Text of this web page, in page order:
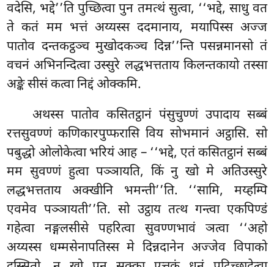
वदेसि, भद्दे’’ति पुच्छित्वा पुन तमत्थं सुत्वा, ‘‘भद्दे, साधु वत
ते कतं मम भत्तं अय्यस्स ददमानाय, मयापिस्स अज्ज
पातोव दन्तकट्ठञ्च मुखोदकञ्च दिन्न’’न्ति पसन्नमानसो तं
वचनं अभिनन्दित्वा उस्सुरे लद्धभत्तताय किलन्तकायो तस्सा
अङ्के सीसं कत्वा निद्दं ओक्कमि.
अथस्स पातोव कसितट्ठानं पंसुचुण्णं उपादाय सब्बं
रत्तसुवण्णं कणिकारपुप्फरासि विय सोभमानं अट्ठासि. सो
पबुद्धो ओलोकेत्वा भरियं आह – ‘‘भद्दे, एतं कसितट्ठानं सब्बं
मम सुवण्णं हुत्वा पञ्ञायति, किं नु खो मे अतिउस्सुरे
लद्धभत्तताय अक्खीनि भमन्ती’’ति. ‘‘सामि, मय्हम्पि
एवमेव पञ्ञायती’’ति. सो उट्ठाय तत्थ गन्त्वा एकपिण्डं
गहेत्वा नङ्गलसीसे पहरित्वा सुवण्णभावं ञत्वा ‘‘अहो
अय्यस्स धम्मसेनापतिस्स मे दिन्नदानेन अज्जेव विपाको